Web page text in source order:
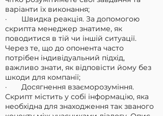
варіанти їх виконання;
· Швидка реакція. За допомогою
скрипта менеджер знатиме, як
поводитися в тій чи іншій ситуації.
Через те, що до опонента часто
потрібен індивідуальний підхід,
важливо знати, як відповісти йому без
шкоди для компанії;
· Досягнення взаєморозуміння.
Скрипт містить у собі інформацію, яка
необхідна для знаходження так званого